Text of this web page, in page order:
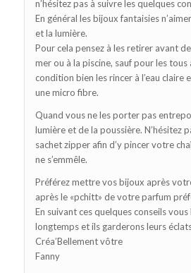
n’hésitez pas à suivre les quelques
En général les bijoux fantaisies
et la lumière.
Pour cela pensez à les retirer avant
mer ou à la piscine, sauf pour les
condition bien les rincer à l’eau claire
une micro fibre.
Quand vous ne les porter pas
lumière et de la poussière. N’hésitez
sachet zipper afin d’y pincer votre
ne s’emmêle.
Préférez mettre vos bijoux après
après le «pchitt» de votre parfum
En suivant ces quelques conseils
longtemps et ils garderons leurs
Créa’Bellement vôtre
Fanny